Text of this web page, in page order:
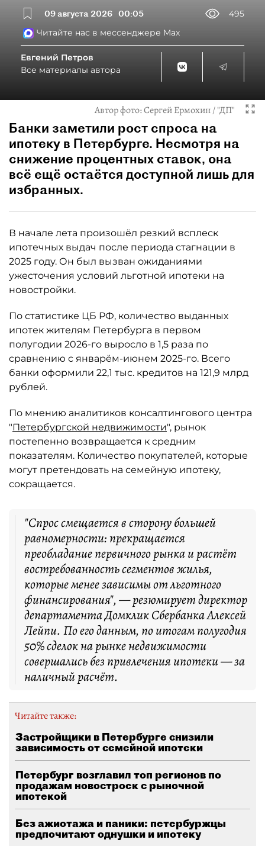
09 августа 2026 00:05
495
Читайте нас в мессенджере Max
Евгений Петров
Все материалы автора
Автор фото:Сергей Ермохин / "ДП"
Банки заметили рост спроса на
ипотеку в Петербурге. Несмотря на
снижение процентных ставок, она
всё ещё остаётся доступной лишь для
избранных.
В начале лета произошёл резкий всплеск
ипотечных выдач после периода стагнации в
2025 году. Он был вызван ожиданиями
ужесточения условий льготной ипотеки на
новостройки.
По статистике ЦБ РФ, количество выданных
ипотек жителям Петербурга в первом
полугодии 2026-го выросло в 1,5 раза по
сравнению с январём-июнем 2025-го. Всего
банки оформили 22,1 тыс. кредитов на 121,9 млрд
рублей.
По мнению аналитиков консалтингового центра
"Петербургской недвижимости", рынок
постепенно возвращается к средним
показателям. Количество покупателей, которые
могут претендовать на семейную ипотеку,
сокращается.
"Спрос смещается в сторону большей
равномерности: прекращается
преобладание первичного рынка и растёт
востребованность сегментов жилья,
которые менее зависимы от льготного
финансирования", — резюмирует директор
департамента Домклик Сбербанка Алексей
Лейпи. По его данным, по итогам полугодия
50% сделок на рынке недвижимости
совершались без привлечения ипотеки — за
наличный расчёт.
Читайте также:
Застройщики в Петербурге снизили
зависимость от семейной ипотеки
Петербург возглавил топ регионов по
продажам новостроек с рыночной
ипотекой
Без ажиотажа и паники: петербуржцы
предпочитают однушки и ипотеку